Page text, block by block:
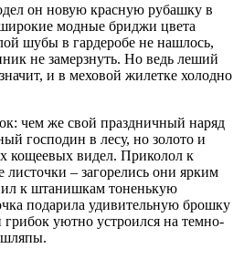
он новую красную рубашку в
модные бриджи цвета
шубы в гардеробе не нашлось,
не замерзнуть. Но ведь леший
и в меховой жилетке холодно
чем же свой праздничный наряд
господин в лесу, но золото и
кощеевых видел. Приколол к
– загорелись они ярким
к штанишкам тоненькую
подарила удивительную брошку
уютно устроился на темно-
шляпы.